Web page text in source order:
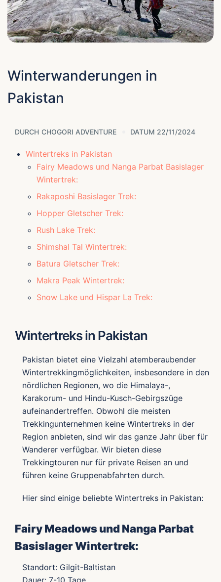
Winterwanderungen in
Pakistan
DURCH CHOGORI ADVENTURE DATUM 22/11/2024
Wintertreks in Pakistan
Fairy Meadows und Nanga Parbat Basislager
Wintertrek:
Rakaposhi Basislager Trek:
Hopper Gletscher Trek:
Rush Lake Trek:
Shimshal Tal Wintertrek:
Batura Gletscher Trek:
Makra Peak Wintertrek:
Snow Lake und Hispar La Trek:
Wintertreks in Pakistan
Pakistan bietet eine Vielzahl atemberaubender
Wintertrekkingmöglichkeiten, insbesondere in den
nördlichen Regionen, wo die Himalaya-,
Karakorum- und Hindu-Kusch-Gebirgszüge
aufeinandertreffen. Obwohl die meisten
Trekkingunternehmen keine Wintertreks in der
Region anbieten, sind wir das ganze Jahr über für
Wanderer verfügbar. Wir bieten diese
Trekkingtouren nur für private Reisen an und
führen keine Gruppenabfahrten durch.
Hier sind einige beliebte Wintertreks in Pakistan:
Fairy Meadows und Nanga Parbat
Basislager Wintertrek:
Standort: Gilgit-Baltistan